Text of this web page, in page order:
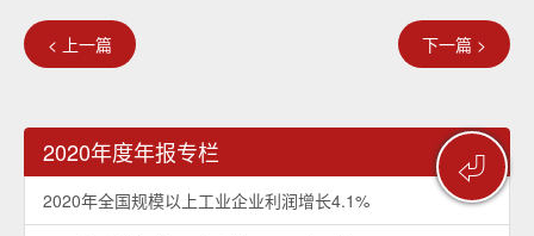
⏎
< 上一篇 下一篇 >
2020年度年报专栏
2020年全国规模以上工业企业利润增长4.1%